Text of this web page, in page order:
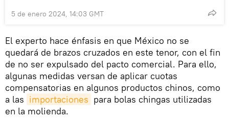
5 de enero 2024, 14:03 GMT
El experto hace énfasis en que México no se
quedará de brazos cruzados en este tenor, con el fin
de no ser expulsado del pacto comercial. Para ello,
algunas medidas versan de aplicar cuotas
compensatorias en algunos productos chinos, como
a las importaciones para bolas chingas utilizadas
en la molienda.